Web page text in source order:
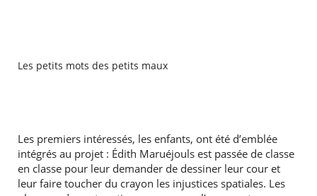
Les petits mots des petits maux
Les premiers intéressés, les enfants, ont été d’emblée
intégrés au projet : Édith Maruéjouls est passée de classe
en classe pour leur demander de dessiner leur cour et
leur faire toucher du crayon les injustices spatiales. Les